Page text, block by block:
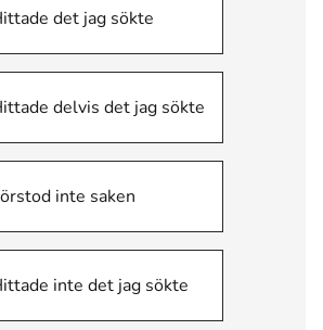
det jag sökte
delvis det jag sökte
inte saken
inte det jag sökte